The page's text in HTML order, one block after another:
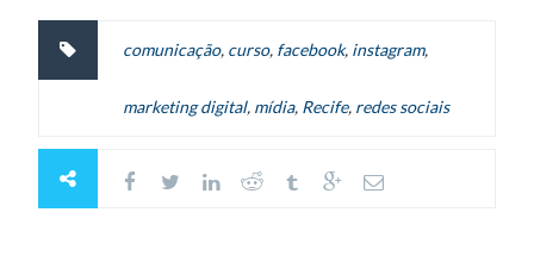
comunicação, curso, facebook, instagram,
marketing digital, mídia, Recife, redes sociais